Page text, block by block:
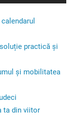
practică și
și mobilitatea
ta din viitor